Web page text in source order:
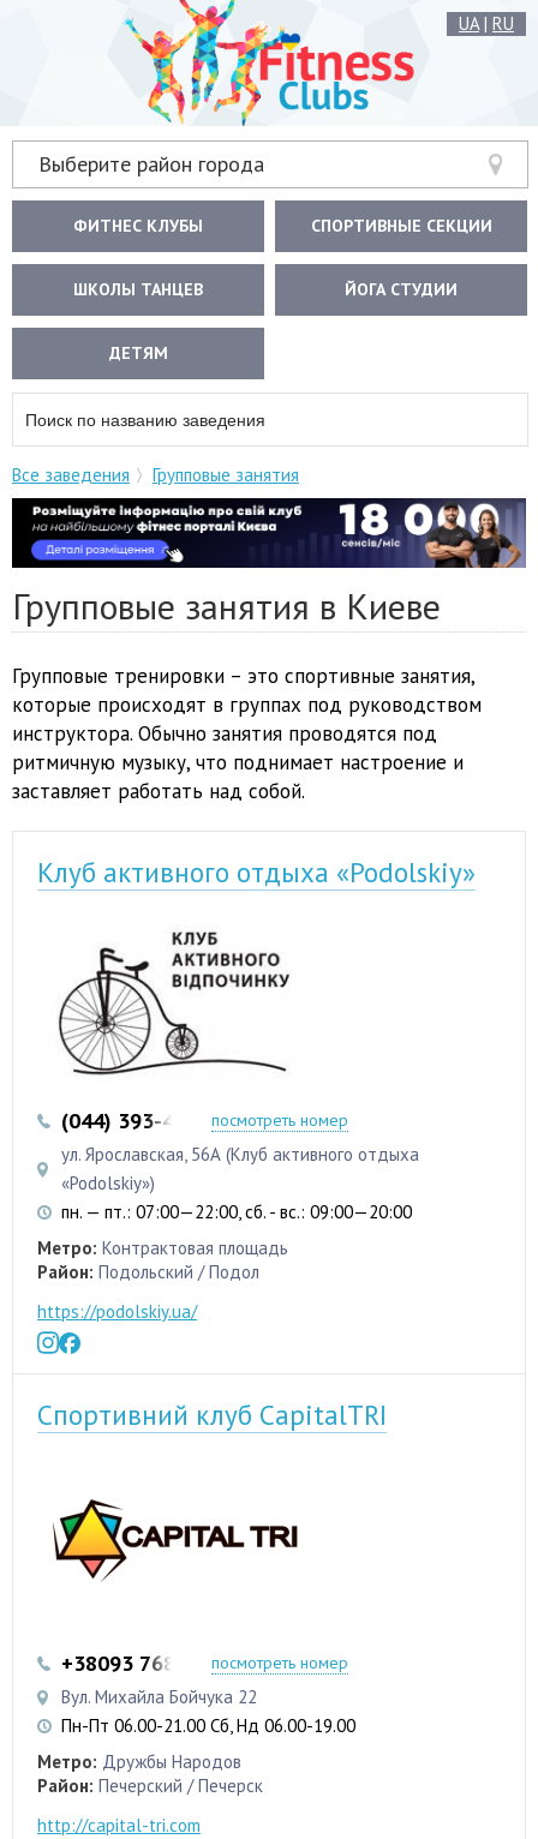
UA| RU
Выберите район города
ФИТНЕС КЛУБЫ СПОРТИВНЫЕ СЕКЦИИ
ШКОЛЫ ТАНЦЕВ ЙОГА СТУДИИ
ДЕТЯМ
Все заведения Групповые занятия
Групповые занятия в Киеве
Групповые тренировки – это спортивные занятия,
которые происходят в группах под руководством
инструктора. Обычно занятия проводятся под
ритмичную музыку, что поднимает настроение и
заставляет работать над собой.
Клуб активного отдыха «Podolskiy»
(044) 393-43-43 (044) 392-14-64
посмотреть номер
ул. Ярославская, 56А (Клуб активного отдыха
«Podolskiy»)
пн. — пт.: 07:00—22:00, сб. - вс.: 09:00—20:00
Метро: Контрактовая площадь
Район: Подольский / Подол
https://podolskiy.ua/
Спортивний клуб CapitalTRI
+38093 768-80-67посмотреть номер
Вул. Михайла Бойчука 22
Пн-Пт 06.00-21.00 Сб, Нд 06.00-19.00
Метро: Дружбы Народов
Район: Печерский / Печерск
http://capital-tri.com